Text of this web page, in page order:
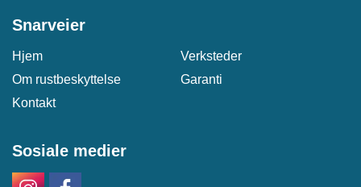
Snarveier
Hjem
Verksteder
Om rustbeskyttelse
Garanti
Kontakt
Sosiale medier